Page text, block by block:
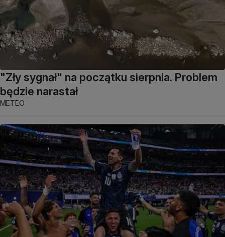
"Zły sygnał" na początku sierpnia. Problem
będzie narastał
METEO